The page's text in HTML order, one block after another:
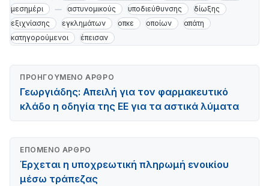
μεσημέρι
αστυνομικούς υποδιεύθυνσης
δίωξης
εξιχνίασης
εγκλημάτων οπκε οποίων
απάτη
κατηγορούμενοι
έπεισαν
ΠΡΟΗΓΟΎΜΕΝΟ ΆΡΘΡΟ
Γεωργιάδης: Απειλή για τον φαρμακευτικό
κλάδο η οδηγία της ΕΕ για τα αστικά λύματα
ΕΠΌΜΕΝΟ ΆΡΘΡΟ
Έρχεται η υποχρεωτική πληρωμή ενοικίου
μέσω τράπεζας